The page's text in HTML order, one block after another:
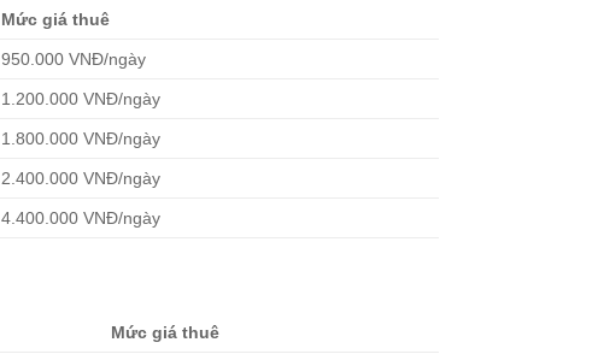
Mức giá thuê
950.000 VNĐ/ngày
1.200.000 VNĐ/ngày
1.800.000 VNĐ/ngày
2.400.000 VNĐ/ngày
4.400.000 VNĐ/ngày
Mức giá thuê